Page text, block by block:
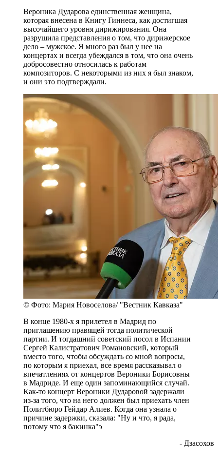
Вероника Дударова единственная женщина,
которая внесена в Книгу Гиннеса, как достигшая
высочайшего уровня дирижирования. Она
разрушила представления о том, что дирижерское
дело – мужское. Я много раз был у нее на
концертах и всегда убеждался в том, что она очень
добросовестно относилась к работам
композиторов. С некоторыми из них я был знаком,
и они это подтверждали.
© Фото: Мария Новоселова/ "Вестник Кавказа"
В конце 1980-х я прилетел в Мадрид по
приглашению правящей тогда политической
партии. И тогдашний советский посол в Испании
Сергей Калистратович Романовский, который
вместо того, чтобы обсуждать со мной вопросы,
по которым я приехал, все время рассказывал о
впечатлениях от концертов Вероники Борисовны
в Мадриде. И еще один запоминающийся случай.
Как-то концерт Вероники Дударовой задержали
из-за того, что на него должен был приехать член
Политбюро Гейдар Алиев. Когда она узнала о
причине задержки, сказала: "Ну и что, я рада,
потому что я бакинка"э
- Дзасохов